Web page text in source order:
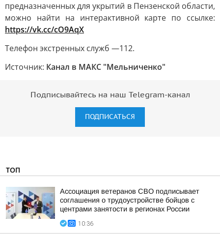
предназначенных для укрытий в Пензенской области,
можно найти на интерактивной карте по ссылке:
https://vk.cc/cO9AqX
Телефон экстренных служб —112.
Источник: Канал в МАКС "Мельниченко"
Подписывайтесь на наш Telegram-канал
ПОДПИСАТЬСЯ
ТОП
Ассоциация ветеранов СВО подписывает
соглашения о трудоустройстве бойцов с
центрами занятости в регионах России
10:36